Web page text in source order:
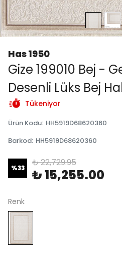
Has 1950
Gize 199010 Bej -
Desenli Lüks Bej
Tükeniyor
Ürün Kodu: HH5919D68620360
Barkod: HH5919D68620360
%33 ₺ 22,729.95
₺ 15,255.00
Renk